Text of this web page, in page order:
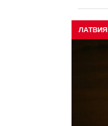
ЛАТВИЯ